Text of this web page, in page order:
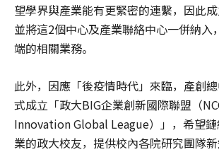
望學界與產業能有更緊密的連繫，因此成
並將這2個中心及產業聯絡中心一併納入
端的相關業務。
此外，因應「後疫情時代」來臨，產創
式成立「政大BIG企業創新國際聯盟（
Innovation Global League）」，希望
業的政大校友，提供校內各院研究團隊